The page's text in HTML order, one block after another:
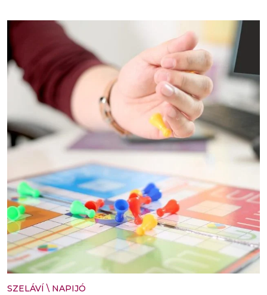
SZELÁVÍ \ NAPIJÓ